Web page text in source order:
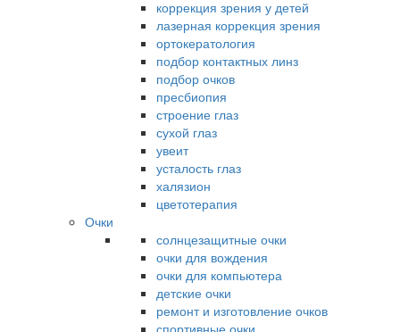
коррекция зрения у детей
лазерная коррекция зрения
ортокератология
подбор контактных линз
подбор очков
пресбиопия
строение глаз
сухой глаз
увеит
усталость глаз
халязион
цветотерапия
Очки
солнцезащитные очки
очки для вождения
очки для компьютера
детские очки
ремонт и изготовление очков